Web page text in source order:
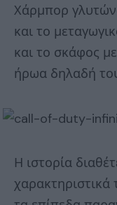
Χάρμπορ
και το
και το σκάφος
ήρωα δηλαδή
Η ιστορία
χαρακτηριστικά